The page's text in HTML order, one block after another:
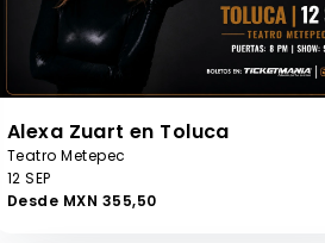
Alexa Zuart en Toluca
Teatro Metepec
12 SEP
Desde MXN 355,50